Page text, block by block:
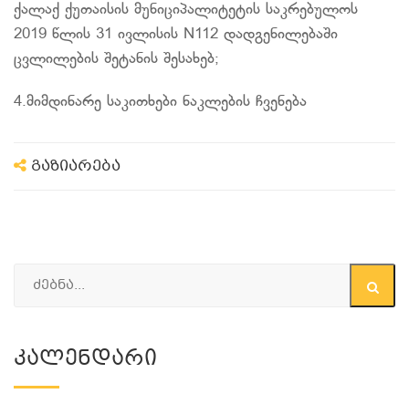
ქალაქ ქუთაისის მუნიციპალიტეტის საკრებულოს
2019 წლის 31 ივლისის N112 დადგენილებაში
ცვლილების შეტანის შესახებ;
4.მიმდინარე საკითხები ნაკლების ჩვენება
გაზიარება
Კალენდარი